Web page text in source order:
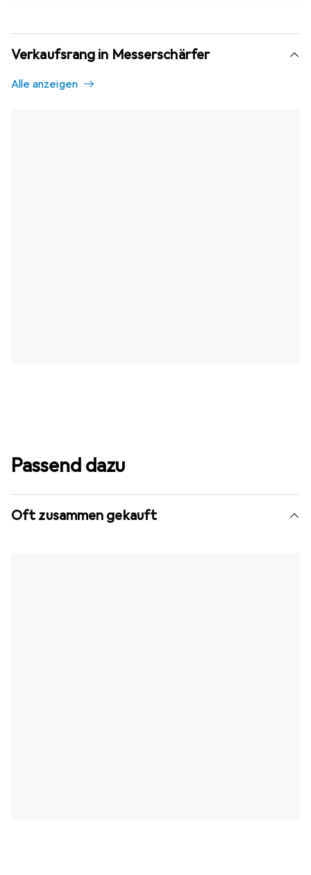
Verkaufsrang in Messerschärfer
Alle anzeigen
Passend dazu
Oft zusammen gekauft